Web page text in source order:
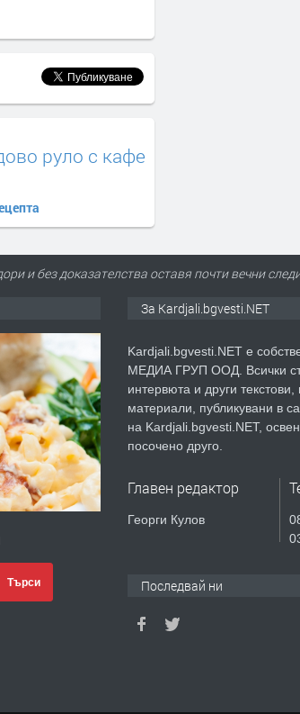
руло с кафе
и без доказателства оставя почти вечни
Търси
За Kardjali.bgvesti.NET
Kardjali.bgvesti.NET е
МЕДИА ГРУП ООД. Всички
интервюта и други
материали, публикувани в
на Kardjali.bgvesti.NET,
посочено друго.
Главен редактор
Георги Кулов
Последвай ни